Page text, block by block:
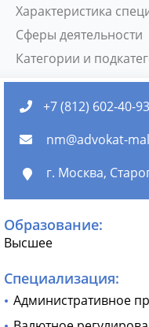
Характеристика
Сферы деятельности
Категории и
+7 (812) 602-40-93
nm@advokat-
г. Москва,
Образование:
Высшее
Специализация:
Административное